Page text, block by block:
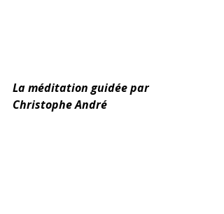
La méditation guidée par
Christophe André